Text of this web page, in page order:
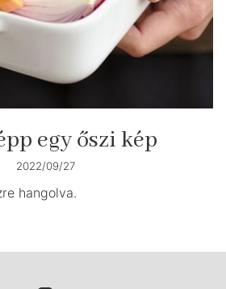
egy őszi kép
2022/09/27
hangolva.